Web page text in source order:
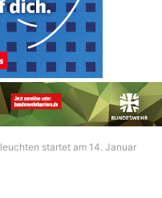
startet am 14. Januar